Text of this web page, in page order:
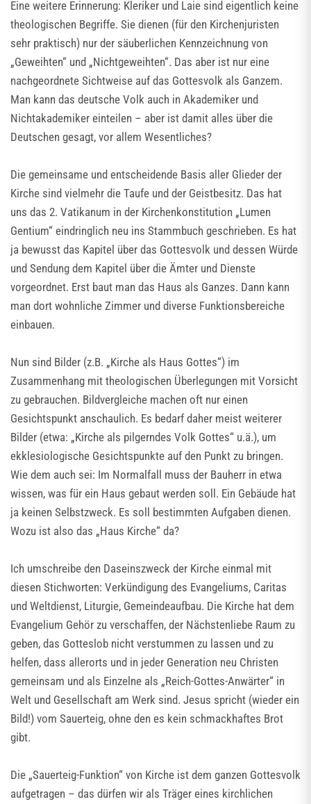
Eine weitere Erinnerung: Kleriker und Laie sind eigentlich keine
theologischen Begriffe. Sie dienen (für den Kirchenjuristen
sehr praktisch) nur der säuberlichen Kennzeichnung von
„Geweihten“ und „Nichtgeweihten“. Das aber ist nur eine
nachgeordnete Sichtweise auf das Gottesvolk als Ganzem.
Man kann das deutsche Volk auch in Akademiker und
Nichtakademiker einteilen – aber ist damit alles über die
Deutschen gesagt, vor allem Wesentliches?
Die gemeinsame und entscheidende Basis aller Glieder der
Kirche sind vielmehr die Taufe und der Geistbesitz. Das hat
uns das 2. Vatikanum in der Kirchenkonstitution „Lumen
Gentium“ eindringlich neu ins Stammbuch geschrieben. Es hat
ja bewusst das Kapitel über das Gottesvolk und dessen Würde
und Sendung dem Kapitel über die Ämter und Dienste
vorgeordnet. Erst baut man das Haus als Ganzes. Dann kann
man dort wohnliche Zimmer und diverse Funktionsbereiche
einbauen.
Nun sind Bilder (z.B. „Kirche als Haus Gottes“) im
Zusammenhang mit theologischen Überlegungen mit Vorsicht
zu gebrauchen. Bildvergleiche machen oft nur einen
Gesichtspunkt anschaulich. Es bedarf daher meist weiterer
Bilder (etwa: „Kirche als pilgerndes Volk Gottes“ u.ä.), um
ekklesiologische Gesichtspunkte auf den Punkt zu bringen.
Wie dem auch sei: Im Normalfall muss der Bauherr in etwa
wissen, was für ein Haus gebaut werden soll. Ein Gebäude hat
ja keinen Selbstzweck. Es soll bestimmten Aufgaben dienen.
Wozu ist also das „Haus Kirche“ da?
Ich umschreibe den Daseinszweck der Kirche einmal mit
diesen Stichworten: Verkündigung des Evangeliums, Caritas
und Weltdienst, Liturgie, Gemeindeaufbau. Die Kirche hat dem
Evangelium Gehör zu verschaffen, der Nächstenliebe Raum zu
geben, das Gotteslob nicht verstummen zu lassen und zu
helfen, dass allerorts und in jeder Generation neu Christen
gemeinsam und als Einzelne als „Reich-Gottes-Anwärter“ in
Welt und Gesellschaft am Werk sind. Jesus spricht (wieder ein
Bild!) vom Sauerteig, ohne den es kein schmackhaftes Brot
gibt.
Die „Sauerteig-Funktion“ von Kirche ist dem ganzen Gottesvolk
aufgetragen – das dürfen wir als Träger eines kirchlichen